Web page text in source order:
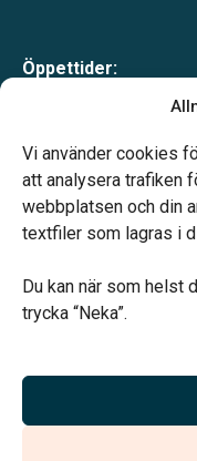
Vi använder cookies
att analysera trafiken
webbplatsen och din
textfiler som lagras i
Du kan när som helst
trycka “Neka”.
Öppettider:
Lunchstängt
Telefonjour dygnet runt
Vi är auktoriserade
har högt ställda